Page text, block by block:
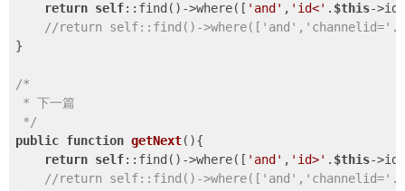
return self::find()->where([ 'and' , 'id<' . $this-
//return self::find()-
}
/*
* 下一篇
*/
public function getNext(){
return self::find()->where([ 'and' , 'id>' . $this-
//return self::find()-